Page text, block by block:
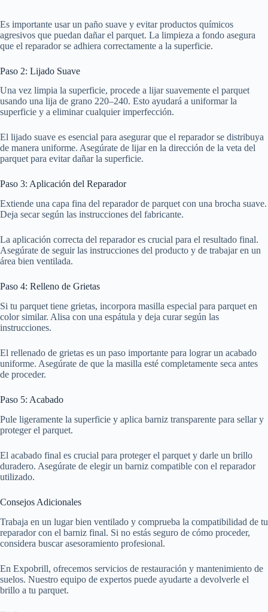
Es importante usar un paño suave y evitar productos químicos
agresivos que puedan dañar el parquet. La limpieza a fondo asegura
que el reparador se adhiera correctamente a la superficie.
Paso 2: Lijado Suave
Una vez limpia la superficie, procede a lijar suavemente el parquet
usando una lija de grano 220–240. Esto ayudará a uniformar la
superficie y a eliminar cualquier imperfección.
El lijado suave es esencial para asegurar que el reparador se distribuya
de manera uniforme. Asegúrate de lijar en la dirección de la veta del
parquet para evitar dañar la superficie.
Paso 3: Aplicación del Reparador
Extiende una capa fina del reparador de parquet con una brocha suave.
Deja secar según las instrucciones del fabricante.
La aplicación correcta del reparador es crucial para el resultado final.
Asegúrate de seguir las instrucciones del producto y de trabajar en un
área bien ventilada.
Paso 4: Relleno de Grietas
Si tu parquet tiene grietas, incorpora masilla especial para parquet en
color similar. Alisa con una espátula y deja curar según las
instrucciones.
El rellenado de grietas es un paso importante para lograr un acabado
uniforme. Asegúrate de que la masilla esté completamente seca antes
de proceder.
Paso 5: Acabado
Pule ligeramente la superficie y aplica barniz transparente para sellar y
proteger el parquet.
El acabado final es crucial para proteger el parquet y darle un brillo
duradero. Asegúrate de elegir un barniz compatible con el reparador
utilizado.
Consejos Adicionales
Trabaja en un lugar bien ventilado y comprueba la compatibilidad de tu
reparador con el barniz final. Si no estás seguro de cómo proceder,
considera buscar asesoramiento profesional.
En Expobrill, ofrecemos servicios de restauración y mantenimiento de
suelos. Nuestro equipo de expertos puede ayudarte a devolverle el
brillo a tu parquet.